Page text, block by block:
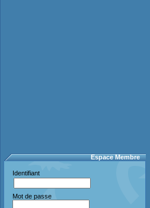
Espace Membre
Identifiant
Mot de passe